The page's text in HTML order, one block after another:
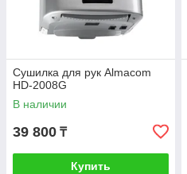
Сушилка для рук Almacom
HD-2008G
В наличии
39 800 ₸
Купить